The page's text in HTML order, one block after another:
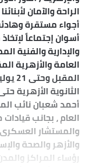
الراحة والآمان
أجواء مستقرة
أسوان إجتماعاً
والإدارية والفنية
أحمد شعبان نائب
العام ، بجانب
والمستشار العسكرى
والأزهر والصحة
رؤساء المراكز